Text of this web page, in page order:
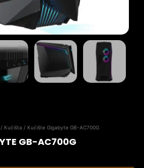
/ Kućišta / Kućište Gigabyte GB-AC700G
GB-AC700G